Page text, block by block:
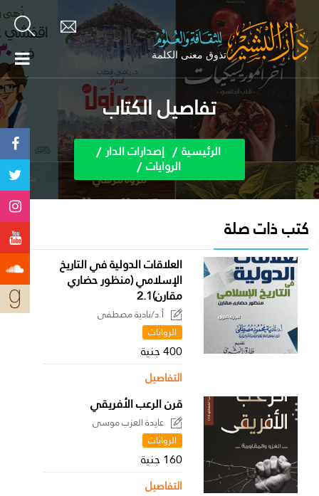
تفاصيل الكتاب
الرئيسية إصدارات الدار
الروايات
كتب ذات صلة
العلاقات الدولية في التاريخ
الإسلامي (منظور حضاري
مقارن)2.1
أ.د/نادية مصطفى
الروايات
400 جنية
التفاصيل
قرن الرعب الأفريقي
عايدة العزب موسى
الروايات
160 جنية
التفاصيل